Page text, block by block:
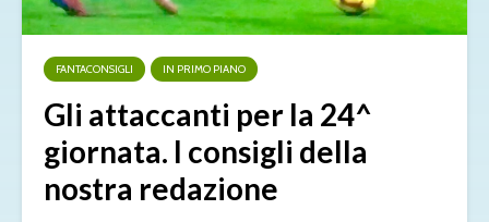
FANTACONSIGLI IN PRIMO PIANO
Gli attaccanti per la 24^
giornata. I consigli della
nostra redazione